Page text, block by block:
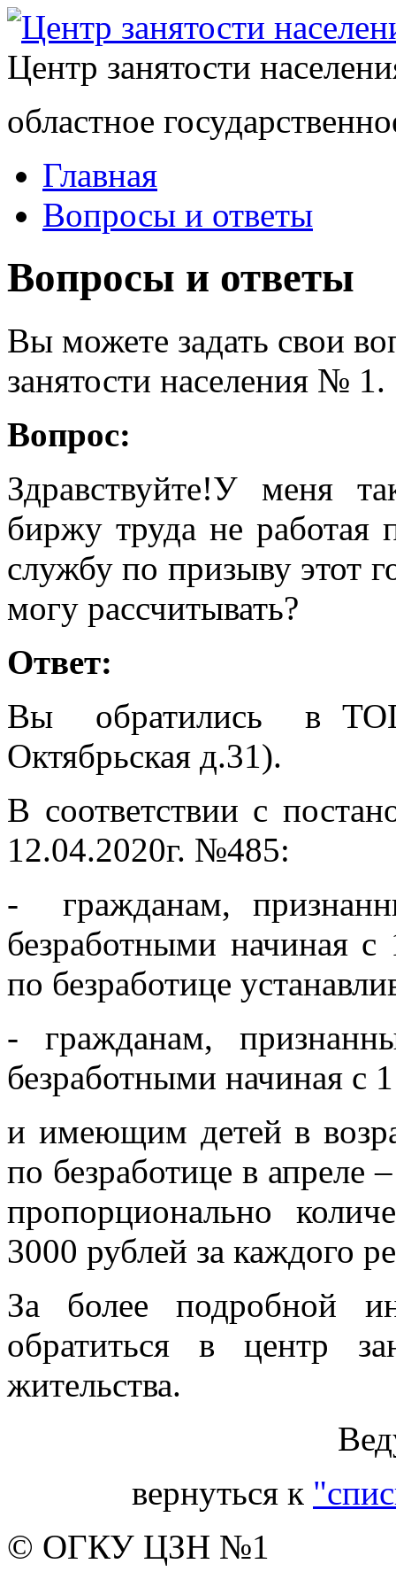
Центр занятости
областное
Главная
Вопросы и ответы
Вопросы и ответы
Вы можете задать свои
занятости населения № 1.
Вопрос:
Здравствуйте!У меня
биржу труда не
службу по призыву этот
могу рассчитывать?
Ответ:
Вы обратились в
Октябрьская д.31).
В соответствии с
12.04.2020г. №485:
- гражданам,
безработными начиная
по безработице
- гражданам,
безработными начиная с
и имеющим детей в
по безработице в
пропорционально
3000 рублей за каждого
За более подробной
обратиться в центр
жительства.
вернуться к
© ОГКУ ЦЗН №1